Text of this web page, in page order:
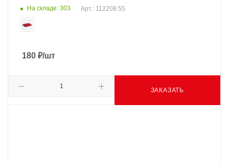
На складе: 303 Арт.: 112208.55
180 ₽/шт
ЗАКАЗАТЬ